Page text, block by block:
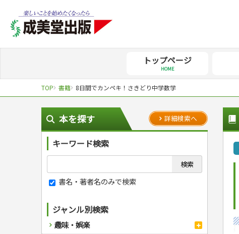
トップページ
HOME
TOP 書籍 8日間でカンペキ！さきどり中学数学
本を探す 詳細検索へ
キーワード検索
書名・著者名のみで検索
ジャンル別検索
趣味・娯楽